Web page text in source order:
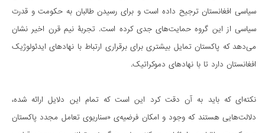
سیاسی افغانستان ترجیح داده است و برای رسیدن طالبان به حکومت و قدرت
سیاسی از این گروه حمایت‌های جدی کرده است. تجربۀ‌ نیم قرن اخیر نشان
می‌دهد که پاکستان تمایل بیشتری برای برقراری ارتباط با نهادهای ایدئولوژیک
افغانستان دارد تا با نهادهای دموکراتیک.
نکته‌ای که باید به آن دقت کرد این است که تمام این دلایل ارائه شده،
دلالت‌هایی هستند که وجود و امکان فرضیه‌ی «سناریوی تعامل مجدد پاکستان